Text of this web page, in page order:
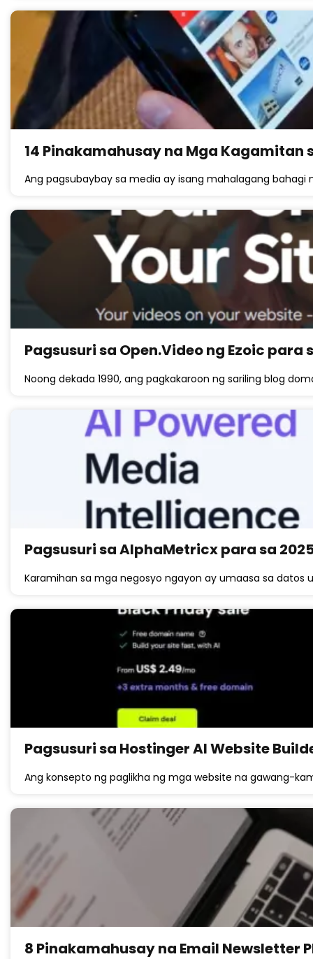
14 Pinakamahusay na Mga Kagamitan
Ang pagsubaybay sa media ay isang mahalagang
Pagsusuri sa Open.Video ng Ezoic para
Noong dekada 1990, ang pagkakaroon ng sariling blog
Pagsusuri sa AlphaMetricx para sa
Karamihan sa mga negosyo ngayon ay umaasa sa
Pagsusuri sa Hostinger AI Website
Ang konsepto ng paglikha ng mga website na gawang-
8 Pinakamahusay na Email Newsletter